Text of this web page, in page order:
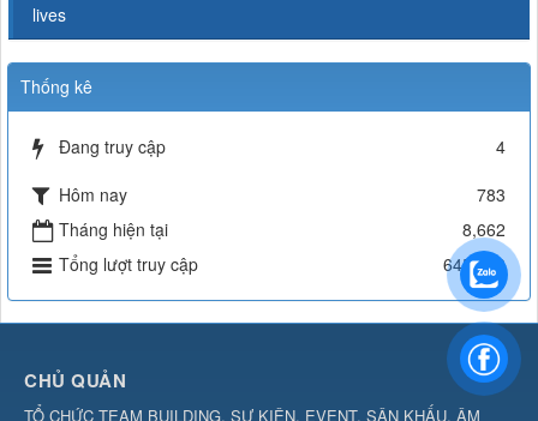
lives
Thống kê
Đang truy cập
4
Hôm nay
783
Tháng hiện tại
8,662
Tổng lượt truy cập
645,493
CHỦ QUẢN
TỔ CHỨC TEAM BUILDING, SỰ KIỆN, EVENT, SÂN KHẤU, ÂM